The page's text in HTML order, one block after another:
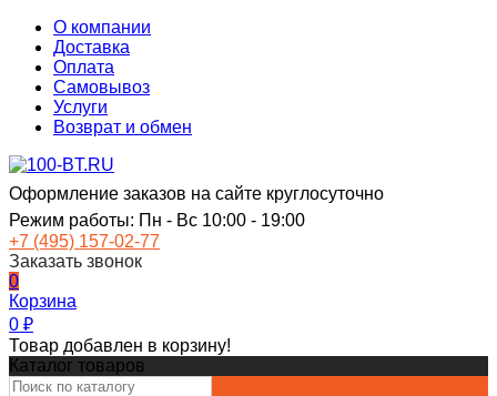
О компании
Доставка
Оплата
Самовывоз
Услуги
Возврат и обмен
Оформление заказов на сайте круглосуточно
Режим работы: Пн - Вс 10:00 - 19:00
+7 (495) 157-02-77
Заказать звонок
0
Корзина
0 ₽
Товар добавлен в корзину!
Каталог товаров